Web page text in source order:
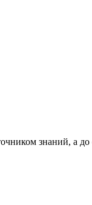
знаний, а